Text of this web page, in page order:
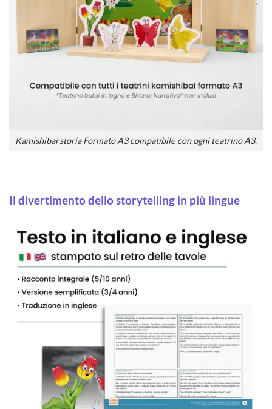
Kamishibai storia Formato A3 compatibile con ogni teatrino A3.
Il divertimento dello storytelling in più lingue